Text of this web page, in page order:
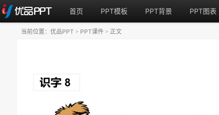
首页 PPT模板 PPT背景 PPT图表
当前位置： 优品PPT > PPT课件 > 正文